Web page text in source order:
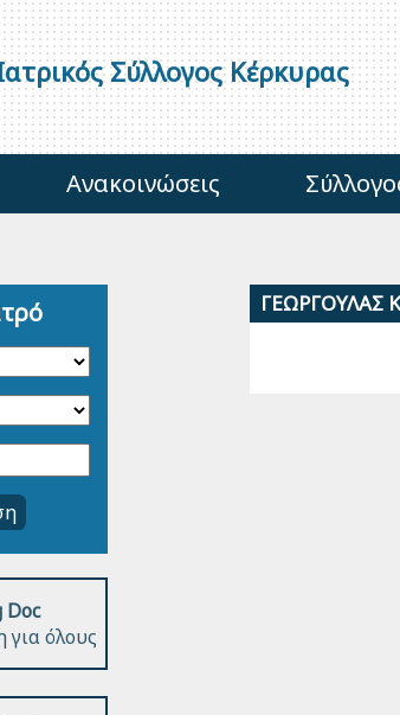
Σύλλογος Κέρκυρας
Ανακοινώσεις
ΓΕΩΡΓΟΥΛΑΣ
Doc
όλους